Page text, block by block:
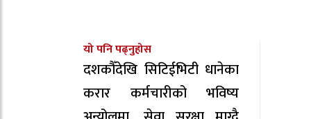
यो पनि पढ्नुहोस
दशकौँदेखि सिटिईभिटी धानेका
करार कर्मचारीको भविष्य